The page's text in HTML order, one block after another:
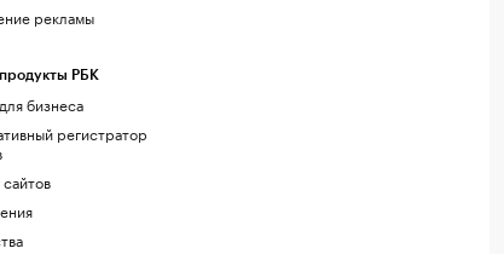
рекламы
РБК
бизнеса
регистратор